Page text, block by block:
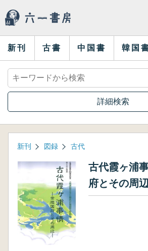
新刊 古書 中国書 韓国
詳細検索
新刊 図録 古代
古代霞ヶ浦
府とその周辺